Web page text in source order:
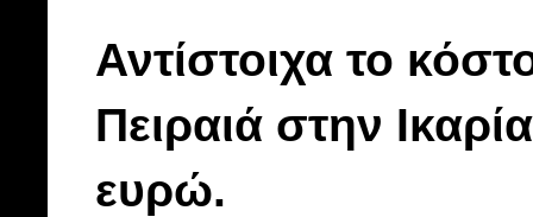
Αντίστοιχα το
Πειραιά στην
ευρώ.